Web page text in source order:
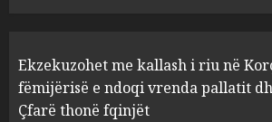
racist në rrjetet
gazetarit grek
Ekzekuzohet me kallash i riu në
fëmijërisë e ndoqi vrenda pallatit
Çfarë thonë fqinjët